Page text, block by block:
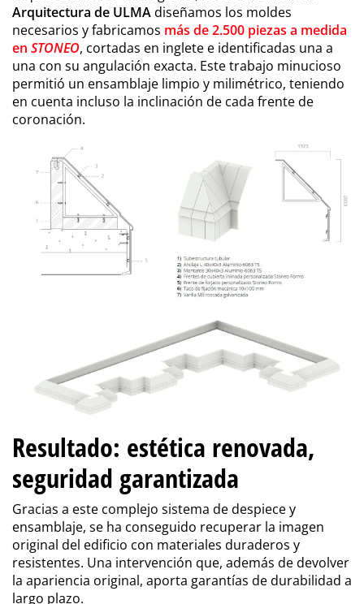
Arquitectura de ULMAdiseñamos los moldes
necesarios y fabricamos más de 2.500 piezas a medida
en STONEO, cortadas en inglete e identificadas una a
una con su angulación exacta. Este trabajo minucioso
permitió un ensamblaje limpio y milimétrico, teniendo
en cuenta incluso la inclinación de cada frente de
coronación.
Resultado: estética renovada,
seguridad garantizada
Gracias a este complejo sistema de despiece y
ensamblaje, se ha conseguido recuperar la imagen
original del edificio con materiales duraderos y
resistentes. Una intervención que, además de devolver
la apariencia original, aporta garantías de durabilidad a
largo plazo.